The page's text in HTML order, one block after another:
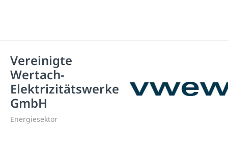
Vereinigte
Wertach-
Elektrizitätswerke
GmbH
Energiesektor